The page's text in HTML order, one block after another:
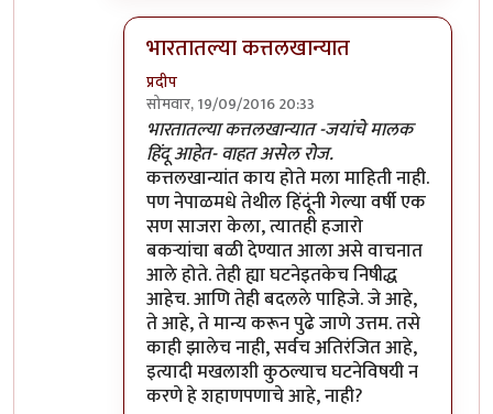
भारतातल्या कत्तलखान्यात
प्रदीप
सोमवार, 19/09/2016 20:33
In reply toसोशल मीडियावर फिरणे हीदेखील
भारतातल्या कत्तलखान्यात -जयांचे मालक
हिंदू आहेत- वाहत असेल रोज.
कत्तलखान्यांत काय होते मला माहिती नाही.
पण नेपाळमधे तेथील हिंदूंनी गेल्या वर्षी एक
सण साजरा केला, त्यातही हजारो
बकर्‍यांचा बळी देण्यात आला असे वाचनात
आले होते. तेही ह्या घटनेइतकेच निषीद्ध
आहेच. आणि तेही बदलले पाहिजे. जे आहे,
ते आहे, ते मान्य करून पुढे जाणे उत्तम. तसे
काही झालेच नाही, सर्वच अतिरंजित आहे,
इत्यादी मखलाशी कुठल्याच घटनेविषयी न
करणे हे शहाणपणाचे आहे, नाही?